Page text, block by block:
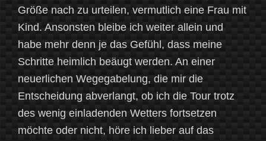
Größe nach zu urteilen, vermutlich eine Frau mit
Kind. Ansonsten bleibe ich weiter allein und
habe mehr denn je das Gefühl, dass meine
Schritte heimlich beäugt werden. An einer
neuerlichen Wegegabelung, die mir die
Entscheidung abverlangt, ob ich die Tour trotz
des wenig einladenden Wetters fortsetzen
möchte oder nicht, höre ich lieber auf das